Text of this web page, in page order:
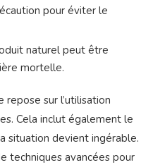
pour éviter le
naturel peut être
mortelle.
repose sur l’utilisation
Cela inclut également le
situation devient ingérable.
techniques avancées pour